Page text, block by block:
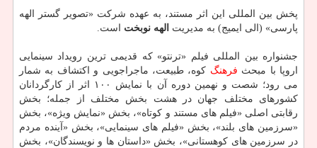
پخش بین المللی این اثر مستند، به عهده شرکت «تصویر گستر الهه
پارسی» (الی ایمیج) به مدیریت الهه نوبخت است.
جشنواره بین المللی فیلم «ترنتو» که قدیمی ترین رویداد سینمایی
اروپا با مبحث فرهنگ کوه، طبیعت، ماجراجویی و اکتشاف به شمار
می رود؛ شصت و نهمین دوره آن با نمایش ۱۰۰ اثر از کارگردانان
کشورهای مختلف جهان در هشت بخش مختلف از جمله؛ بخش
رقابتی اصلی «فیلم های مستند و کوتاه»، بخش «نمایش ویژه»، بخش
«سرزمین های بلند»، بخش «فیلم های سینمایی»، بخش «آینده مردم
در سرزمین های کوهستانی»، بخش «داستان ها و نویسندگان»، بخش